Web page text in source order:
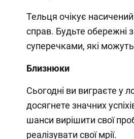
Тельця очікує
справ. Будьте обережні
суперечками, які
Близнюки
Сьогодні ви виграєте у
досягнете значних
шанси вирішити свої
реалізувати свої мрії.